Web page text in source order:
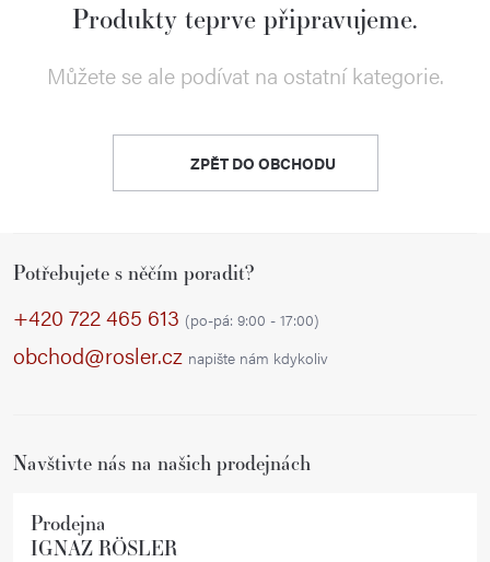
Produkty teprve připravujeme.
Můžete se ale podívat na ostatní kategorie.
ZPĚT DO OBCHODU
Potřebujete s něčím poradit?
+420 722 465 613 (po-pá: 9:00 - 17:00)
obchod@rosler.cz napište nám kdykoliv
Navštivte nás na našich prodejnách
Prodejna
IGNAZ RÖSLER